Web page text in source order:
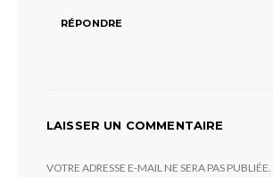
RÉPONDRE
LAISSER UN COMMENTAIRE
VOTRE ADRESSE E-MAIL NE SERA PAS PUBLIÉE.